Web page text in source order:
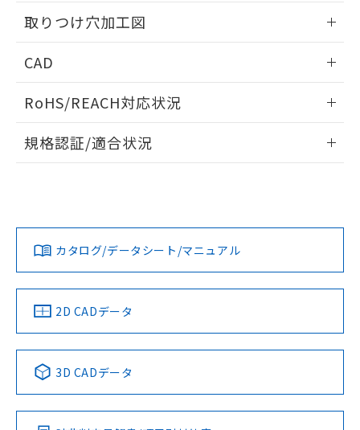
取りつけ穴加工図
CAD
ドすることができます。
ログイン/会員登録
ダウンロードデータをご利用いただく前に、以下を必ずお読
みください。
ソフトウェアの使用条件
RoHS/REACH対応状況
EU RoHS 注意事項・凡例
対応済み
中国 RoHS 注意事項・凡例
Pb Hg Cd Cr(VI)
規格認証/適合状況
カタログ/データシート/マニュアル
2D CADデータ
3D CADデータ
※当社の共同利用者とは、
の共同利用に関して"
の「1.共同利
EU RoHS指令（10物質）の非含有証明書
ものではありません。
また、RoHS指令のフタル酸エステル類４
物質の対応では、対応完了までの期間は出
荷製品に未対応品が混在することから備考
欄に対応日を記載しておりました。